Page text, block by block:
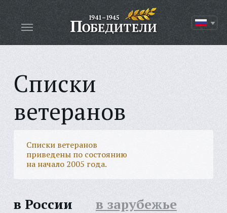
Списки
ветеранов
Списки ветеранов
приведены по состоянию
на начало 2005 года.
в России в зарубежье